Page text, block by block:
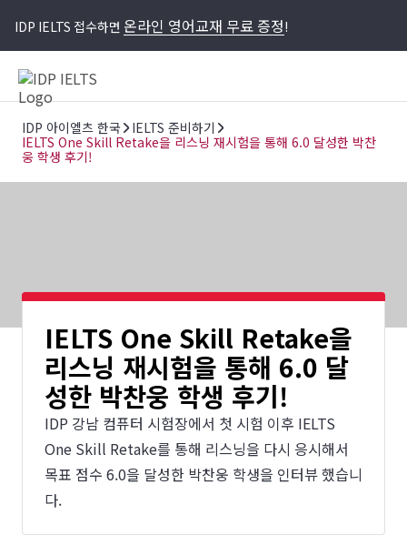
IDP IELTS 접수하면 온라인 영어교재 무료 증정!
IDP 아이엘츠 한국
IELTS 준비하기
IELTS One Skill Retake을 리스닝 재시험을 통해 6.0 달성한 박찬
웅 학생 후기!
IELTS One Skill Retake을
리스닝 재시험을 통해 6.0 달
성한 박찬웅 학생 후기!
IDP 강남 컴퓨터 시험장에서 첫 시험 이후 IELTS
One Skill Retake를 통해 리스닝을 다시 응시해서
목표 점수 6.0을 달성한 박찬웅 학생을 인터뷰 했습니
다.